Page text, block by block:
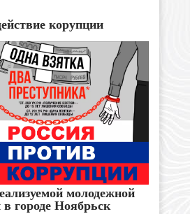
корупции
молодежной
городе Ноябрьск